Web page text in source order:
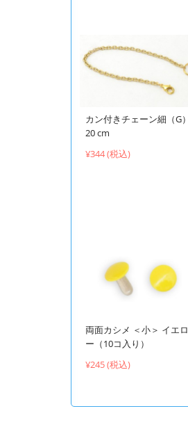
カン付きチェーン細（G）
20 cm
¥344 (税込)
両面カシメ ＜小＞ イエロ
ー（10コ入り）
¥245 (税込)